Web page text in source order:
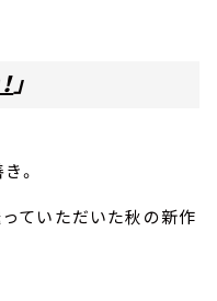
」
。
ていただいた秋の新作